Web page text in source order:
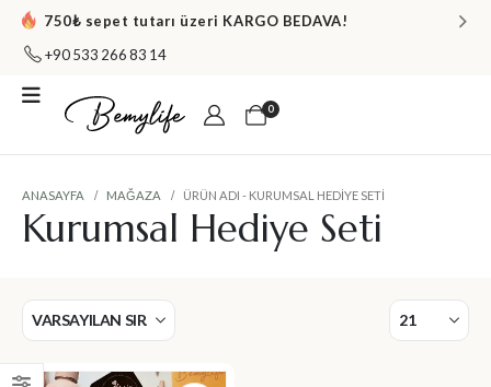
750₺ sepet tutarı üzeri KARGO BEDAVA!
+90 533 266 83 14
0
ANASAYFA MAĞAZA ÜRÜN ADI - KURUMSAL HEDIYE SETI
Kurumsal Hediye Seti